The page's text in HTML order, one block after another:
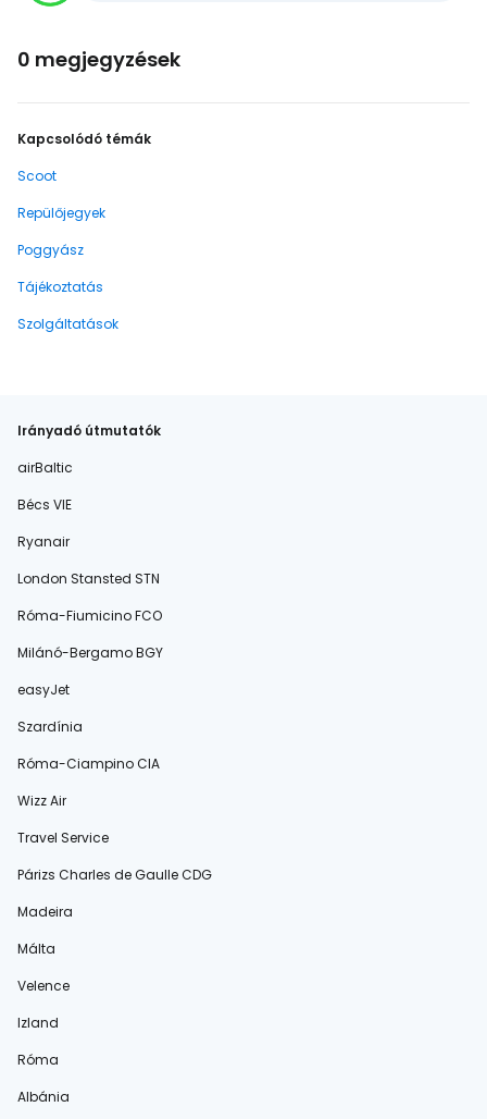
0 megjegyzések
Kapcsolódó témák
Scoot
Repülőjegyek
Poggyász
Tájékoztatás
Szolgáltatások
Irányadó útmutatók
airBaltic
Bécs VIE
Ryanair
London Stansted STN
Róma-Fiumicino FCO
Milánó-Bergamo BGY
easyJet
Szardínia
Róma-Ciampino CIA
Wizz Air
Travel Service
Párizs Charles de Gaulle CDG
Madeira
Málta
Velence
Izland
Róma
Albánia